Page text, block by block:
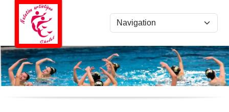
Panneau de gestion des cookies